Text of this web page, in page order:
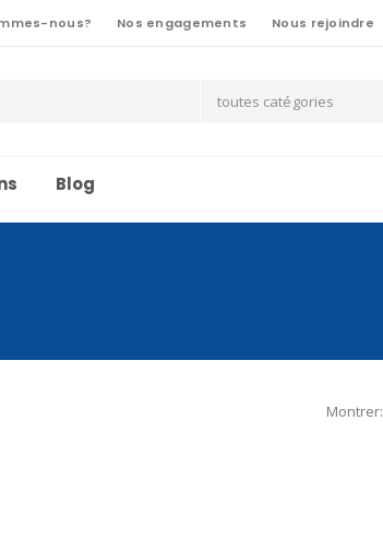
nous? Nos engagements Nous rejoindre
toutes catégories
Blog
Montrer: